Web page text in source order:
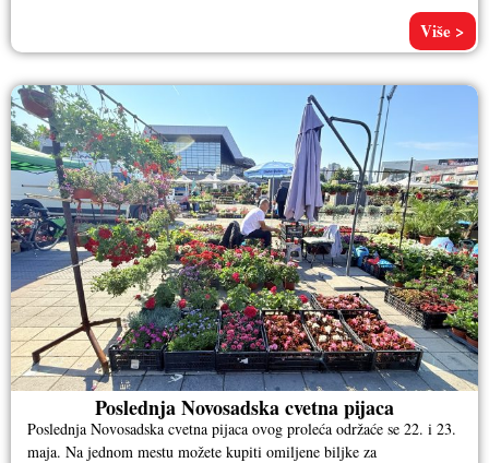
Više >
Poslednja Novosadska cvetna pijaca
Poslednja Novosadska cvetna pijaca ovog proleća održaće se 22. i 23.
maja. Na jednom mestu možete kupiti omiljene biljke za